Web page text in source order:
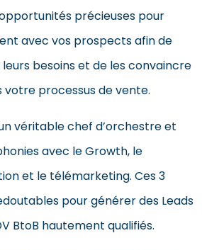
précieuses pour
avec vos prospects afin de
besoins et de les convaincre
processus de vente.
véritable chef d’orchestre et
avec le Growth, le
et le télémarketing. Ces 3
pour générer des Leads
BtoB hautement qualifiés.